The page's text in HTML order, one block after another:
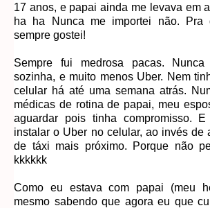
17 anos, e papai ainda me levava em
ha ha Nunca me importei não. Pra
sempre gostei!
Sempre fui medrosa pacas.
sozinha, e muito menos Uber. Nem
celular há até uma semana atrás.
médicas de rotina de papai, meu
aguardar pois tinha compromisso.
instalar o Uber no celular, ao invés de
de táxi mais próximo. Porque não
kkkkkk
Como eu estava com papai (meu
mesmo sabendo que agora eu que